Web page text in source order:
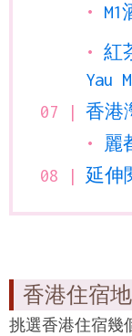
紅
Yau
香港
麗
延伸
香港住宿
挑選香港住宿幾